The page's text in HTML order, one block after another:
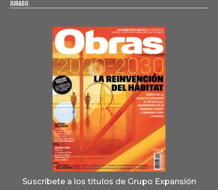
JURADO
Suscríbete a los títulos de Grupo Expansión